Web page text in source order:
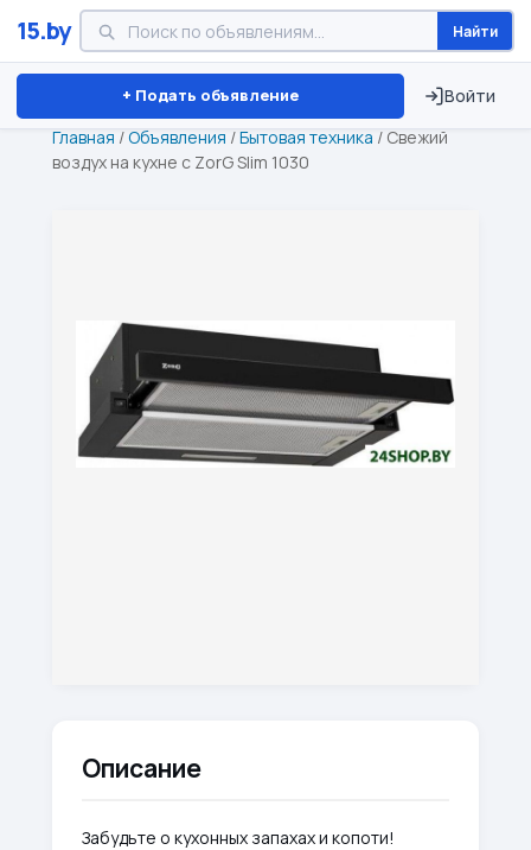
15.by Найти
+ Подать объявление Войти
Минск Витебск Брест ⏱ ТОЛЬКО 15 ДНЕЙ
Главная /Объявления /Бытовая техника / Свежий
воздух на кухне с ZorG Slim 1030
Описание
Забудьте о кухонных запахах и копоти!